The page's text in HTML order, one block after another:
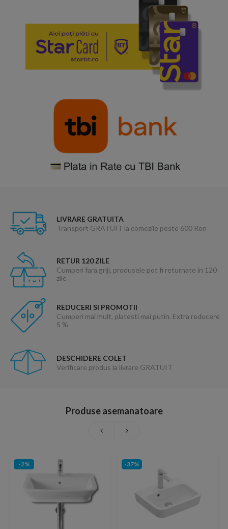
LIVRARE GRATUITA
Transport GRATUIT la comezile peste 600 Ron
RETUR 120 ZILE
Cumperi fara griji, produsele pot fi returnate in 120
zile
REDUCERI SI PROMOTII
Cumperi mai mult, platesti mai putin. Extra reducere
5 %
DESCHIDERE COLET
Verificare produs la livrare GRATUIT
Produse asemanatoare
-2% -37%